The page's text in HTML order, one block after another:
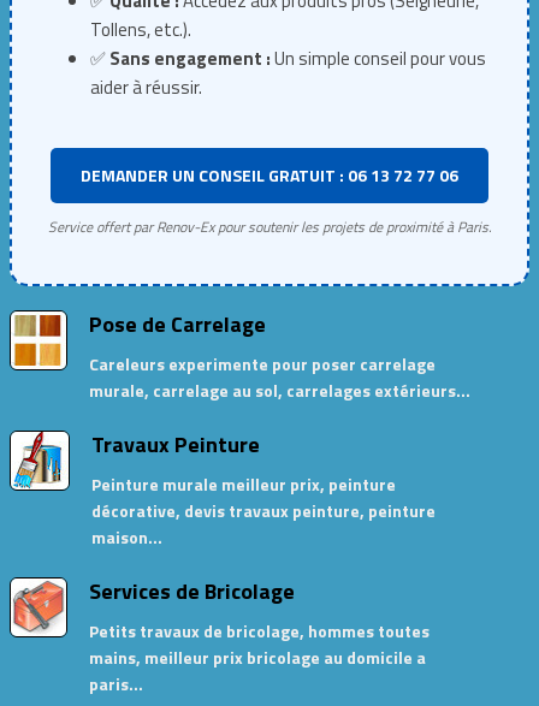
Tollens, etc.).
✅Sans engagement :Un simple conseil pour vous
aider à réussir.
DEMANDER UN CONSEIL GRATUIT : 06 13 72 77 06
Service offert par Renov-Ex pour soutenir les projets de proximité à Paris.
Pose de Carrelage
Careleurs experimente pour poser carrelage
murale, carrelage au sol, carrelages extérieurs…
Travaux Peinture
Peinture murale meilleur prix, peinture
décorative, devis travaux peinture, peinture
maison…
Services de Bricolage
Petits travaux de bricolage, hommes toutes
mains, meilleur prix bricolage au domicile a
paris…